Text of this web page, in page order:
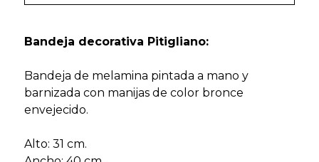
Bandeja decorativa Pitigliano:
Bandeja de melamina pintada a mano y
barnizada con manijas de color bronce
envejecido.
Alto: 31 cm.